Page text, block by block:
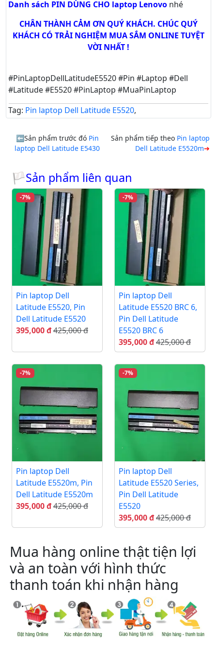
Danh sách PIN DÙNG CHO laptop Lenovo nhé
CHÂN THÀNH CẢM ƠN QUÝ KHÁCH. CHÚC QUÝ
KHÁCH CÓ TRẢI NGHIỆM MUA SẮM ONLINE TUYỆT
VỜI NHẤT !
#PinLaptopDellLatitudeE5520 #Pin #Laptop #Dell
#Latitude #E5520 #PinLaptop #MuaPinLaptop
Tag: Pin laptop Dell Latitude E5520,
Sản phẩm trước đó Pin
laptop Dell Latitude E5430
Sản phẩm tiếp theo Pin laptop
Dell Latitude E5520m
🏳Sản phẩm liên quan
-7%
Pin laptop Dell
Latitude E5520, Pin
Dell Latitude E5520
395,000 đ425,000 đ
-7%
Pin laptop Dell
Latitude E5520 BRC 6,
Pin Dell Latitude
E5520 BRC 6
395,000 đ425,000 đ
-7%
Pin laptop Dell
Latitude E5520m, Pin
Dell Latitude E5520m
395,000 đ425,000 đ
-7%
Pin laptop Dell
Latitude E5520 Series,
Pin Dell Latitude
E5520
395,000 đ425,000 đ
Mua hàng online thật tiện lợi
và an toàn với hình thức
thanh toán khi nhận hàng